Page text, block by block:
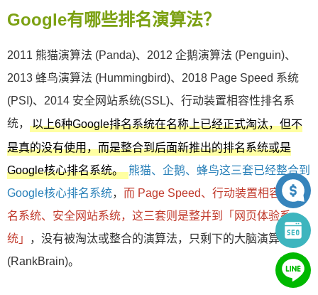
Google有哪些排名演算法？
2011 熊猫演算法 (Panda)、2012 企鹅演算法 (Penguin)、
2013 蜂鸟演算法 (Hummingbird)、2018 Page Speed 系统
(PSI)、2014 安全网站系统(SSL)、行动装置相容性排名系
统，
以上6种Google排名系统在名称上已经正式淘汰，但不
是真的没有使用，而是整合到后面新推出的排名系统或是
Google核心排名系统。 熊猫、企鹅、蜂鸟这三套已经整合到
Google核心排名系统， 而 Page Speed、行动装置相容性排
名系统、安全网站系统，这三套则是整并到「网页体验系
统」
，没有被淘汰或整合的演算法，只剩下的大脑演算法
(RankBrain)。